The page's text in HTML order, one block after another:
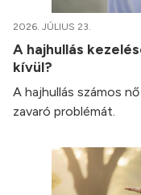
2026. JÚLIUS 23.
A hajhullás
kívül?
A hajhullás számos
zavaró problémát.